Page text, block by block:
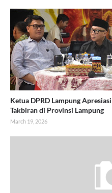
Ketua DPRD Lampung
Takbiran di Provinsi Lampung
March 19, 2026